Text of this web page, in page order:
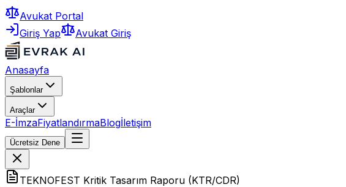
Avukat Portal
Giriş Yap
Avukat Giriş
Anasayfa
Şablonlar
Araçlar
E-İmzaFiyatlandırmaBlogİletişim
Ücretsiz Dene
TEKNOFEST Kritik Tasarım Raporu (KTR/CDR)